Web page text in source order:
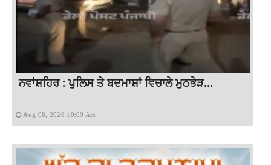
ਨਵਾਂਸ਼ਹਿਰ : ਪੁਲਿਸ ਤੇ ਬਦਮਾਸ਼ਾਂ ਵਿਚਾਲੇ ਮੁਠਭੇੜ...
Aug 08, 2026 10:09 Am